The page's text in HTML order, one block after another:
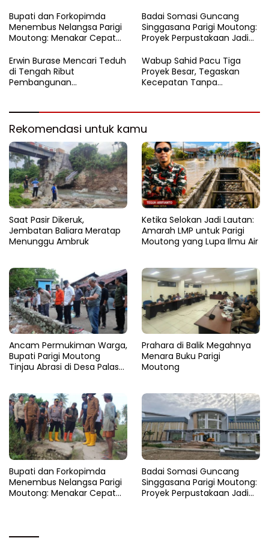
Cepat
​Bupati dan Forkopimda
Menembus Nelangsa Parigi
Moutong: Menakar Cepat
Badai Somasi Guncang
Singgasana Parigi Moutong:
Proyek Perpustakaan Jadi
Erwin Burase Mencari Teduh
di Tengah Ribut
Pembangunan
Wabup Sahid Pacu Tiga
Proyek Besar, Tegaskan
Kecepatan Tanpa
Rekomendasi untuk kamu
Saat Pasir Dikeruk,
Jembatan Baliara Meratap
Menunggu Ambruk
Ketika Selokan Jadi Lautan:
Amarah LMP untuk Parigi
Moutong yang Lupa Ilmu Air
Ancam Permukiman Warga,
Bupati Parigi Moutong
Tinjau Abrasi di Desa Palasa
Prahara di Balik Megahnya
Menara Buku Parigi
Moutong
​Bupati dan Forkopimda
Menembus Nelangsa Parigi
Moutong: Menakar Cepat
Badai Somasi Guncang
Singgasana Parigi Moutong:
Proyek Perpustakaan Jadi